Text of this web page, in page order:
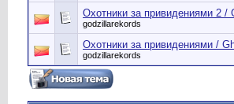
Охотники за привидениями 2 /
godzillarekords
Охотники за привидениями /
godzillarekords